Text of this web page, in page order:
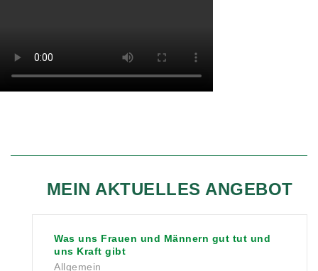
MEIN AKTUELLES ANGEBOT
Was uns Frauen und Männern gut tut und
uns Kraft gibt
Allgemein